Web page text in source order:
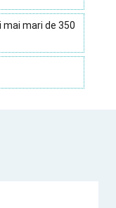
mari de 350